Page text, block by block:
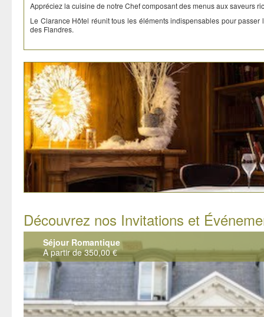
Appréciez la cuisine de notre Chef composant des menus aux saveurs
Le Clarance Hôtel réunit tous les éléments indispensables pour
des Flandres.
Découvrez nos Invitations et
Séjour Romantique
A partir de 350,00 €